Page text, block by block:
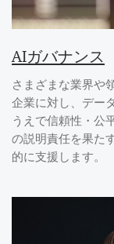
AIガバナンス
さまざまな業界や
企業に対し、デー
うえで信頼性・公
の説明責任を果た
的に支援します。